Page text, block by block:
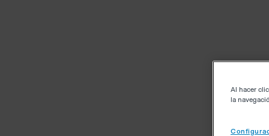
Al hacer clic
la